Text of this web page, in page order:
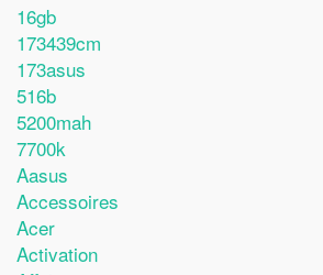
16gb
173439cm
173asus
516b
5200mah
7700k
Aasus
Accessoires
Acer
Activation